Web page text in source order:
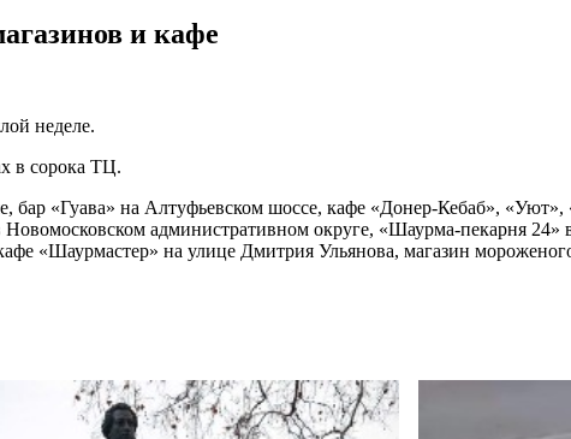
и кафе
неделе.
в сорока ТЦ.
«Гуава» на Алтуфьевском шоссе, кафе «Донер-Кебаб»,
административном округе, «Шаурма-пекарня
«Шаурмастер» на улице Дмитрия Ульянова, магазин